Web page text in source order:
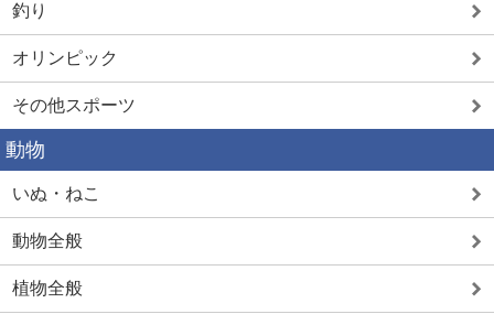
釣り
オリンピック
その他スポーツ
動物
いぬ・ねこ
動物全般
植物全般